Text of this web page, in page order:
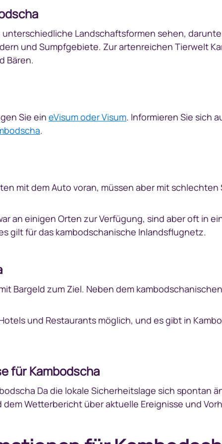
Landschaftsformen sehen,
und Sumpfgebiete. Zur artenreichen Tierwelt
Bären.
Sie ein eVisum oder Visum. Informieren Sie sich
.
mit dem Auto voran, müssen aber mit
an einigen Orten zur Verfügung, sind aber oft in
gilt für das kambodschanische Inlandsflugnetz.
Bargeld zum Ziel. Neben dem
und Restaurants möglich, und es gibt in
für Kambodscha
Da die lokale Sicherheitslage sich spontan
Wetterbericht über aktuelle Ereignisse und